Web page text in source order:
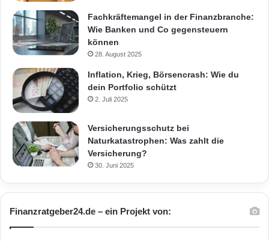
Fachkräftemangel in der Finanzbranche:
Wie Banken und Co gegensteuern
können
28. August 2025
Inflation, Krieg, Börsencrash: Wie du
dein Portfolio schützt
2. Juli 2025
Versicherungsschutz bei
Naturkatastrophen: Was zahlt die
Versicherung?
30. Juni 2025
Finanzratgeber24.de – ein Projekt von: